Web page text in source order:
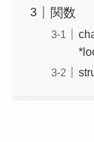
関数